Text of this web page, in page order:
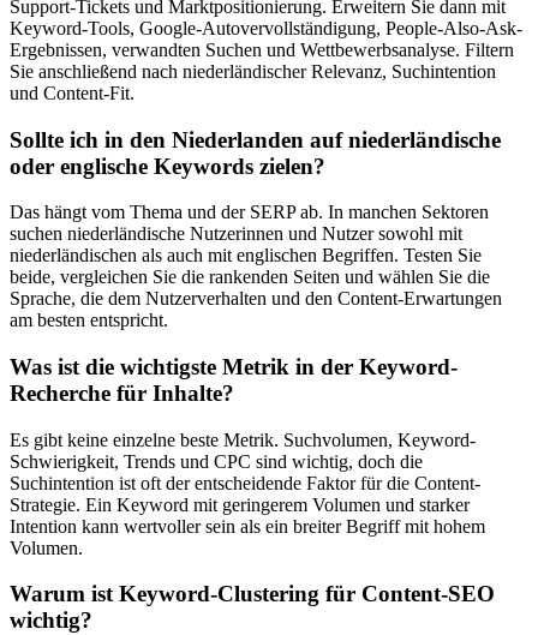
Support-Tickets und Marktpositionierung. Erweitern Sie dann mit
Keyword-Tools, Google-Autovervollständigung, People-Also-Ask-
Ergebnissen, verwandten Suchen und Wettbewerbsanalyse. Filtern
Sie anschließend nach niederländischer Relevanz, Suchintention
und Content-Fit.
Sollte ich in den Niederlanden auf niederländische
oder englische Keywords zielen?
Das hängt vom Thema und der SERP ab. In manchen Sektoren
suchen niederländische Nutzerinnen und Nutzer sowohl mit
niederländischen als auch mit englischen Begriffen. Testen Sie
beide, vergleichen Sie die rankenden Seiten und wählen Sie die
Sprache, die dem Nutzerverhalten und den Content-Erwartungen
am besten entspricht.
Was ist die wichtigste Metrik in der Keyword-
Recherche für Inhalte?
Es gibt keine einzelne beste Metrik. Suchvolumen, Keyword-
Schwierigkeit, Trends und CPC sind wichtig, doch die
Suchintention ist oft der entscheidende Faktor für die Content-
Strategie. Ein Keyword mit geringerem Volumen und starker
Intention kann wertvoller sein als ein breiter Begriff mit hohem
Volumen.
Warum ist Keyword-Clustering für Content-SEO
wichtig?